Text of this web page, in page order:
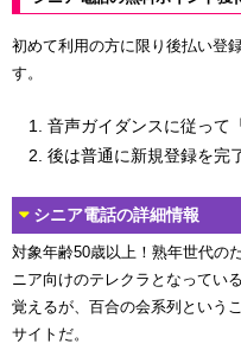
初めて利用の方に限り後払い登
す。
音声ガイダンスに従って
後は普通に新規登録を完
シニア電話の詳細情報
対象年齢50歳以上！熟年世代の
ニア向けのテレクラとなってい
覚えるが、百合の会系列という
サイトだ。